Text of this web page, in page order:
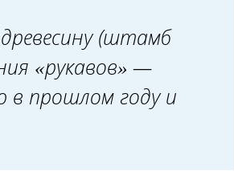
(штамб
«рукавов» —
в прошлом году и